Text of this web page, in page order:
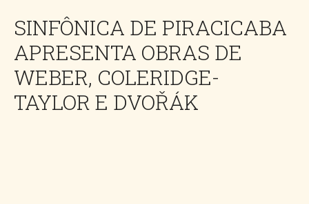
SINFÔNICA DE PIRACICABA
APRESENTA OBRAS DE
WEBER, COLERIDGE-
TAYLOR E DVOŘÁK